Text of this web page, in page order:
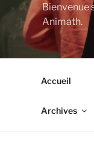
Bienvenue
Animath.
Accueil
Archives